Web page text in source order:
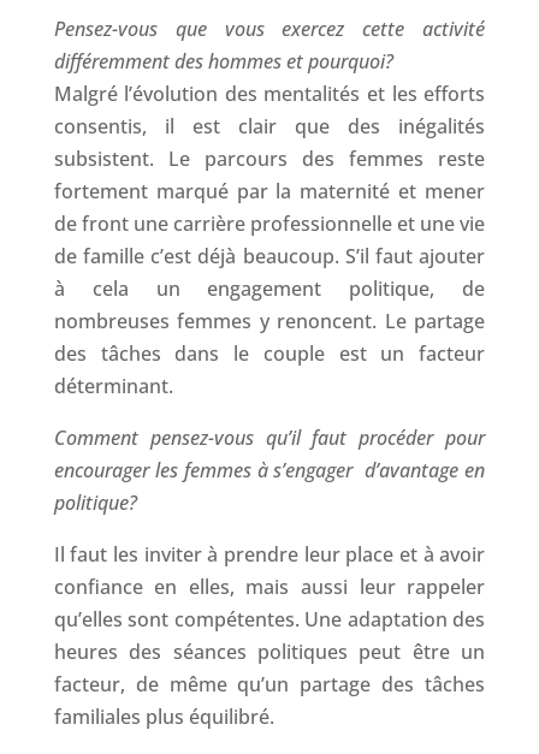
Pensez-vous que vous exercez cette activité
différemment des hommes et pourquoi?
Malgré l’évolution des mentalités et les efforts
consentis, il est clair que des inégalités
subsistent. Le parcours des femmes reste
fortement marqué par la maternité et mener
de front une carrière professionnelle et une vie
de famille c’est déjà beaucoup. S’il faut ajouter
à cela un engagement politique, de
nombreuses femmes y renoncent. Le partage
des tâches dans le couple est un facteur
déterminant.
Comment pensez-vous qu’il faut procéder pour
encourager les femmes à s’engager d’avantage en
politique?
Il faut les inviter à prendre leur place et à avoir
confiance en elles, mais aussi leur rappeler
qu’elles sont compétentes. Une adaptation des
heures des séances politiques peut être un
facteur, de même qu’un partage des tâches
familiales plus équilibré.